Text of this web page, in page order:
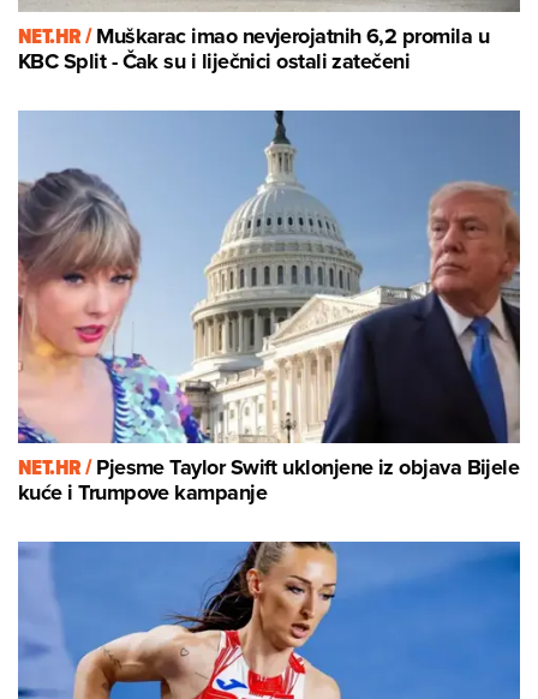
NET.HR /Muškarac imao nevjerojatnih 6,2 promila u
KBC Split - Čak su i liječnici ostali zatečeni
NET.HR /Pjesme Taylor Swift uklonjene iz objava Bijele
kuće i Trumpove kampanje